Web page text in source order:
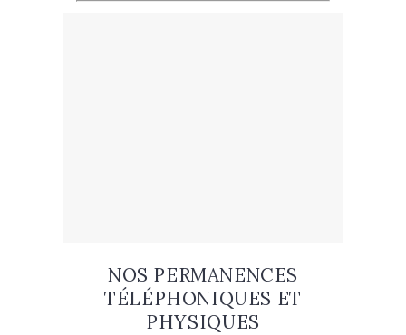
NOS PERMANENCES
TÉLÉPHONIQUES ET
PHYSIQUES